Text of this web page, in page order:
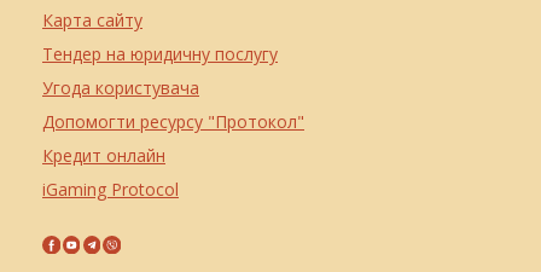
Карта сайту
Тендер на юридичну послугу
Угода користувача
Допомогти ресурсу "Протокол"
Кредит онлайн
iGaming Protocol